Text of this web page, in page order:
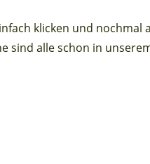
klicken und
sind alle schon in